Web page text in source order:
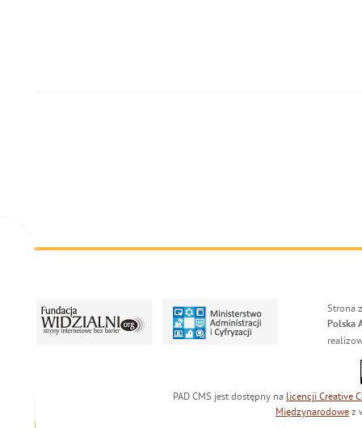
Strona
Polska
PAD CMS jest dostępny na licencji Creative
Międzynarodowe z